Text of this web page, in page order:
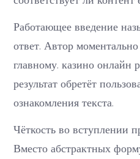
Работающее введение
ответ. Автор моментально
главному. казино онлайн
результат обретёт
ознакомления текста.
Чёткость во вступлении
Вместо абстрактных